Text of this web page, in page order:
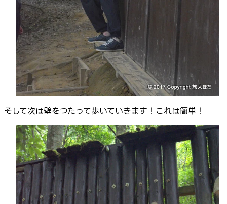
そして次は壁をつたって歩いていきます！これは簡単！